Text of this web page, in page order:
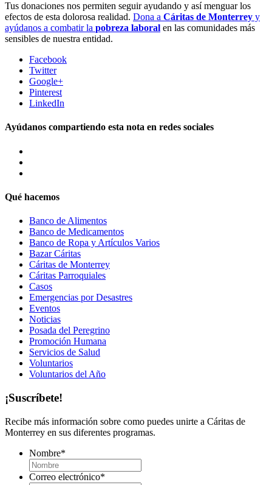
Tus donaciones nos permiten seguir ayudando y así menguar los
efectos de esta dolorosa realidad. Dona a Cáritas de Monterrey y
ayúdanos a combatir la pobreza laboral en las comunidades más
sensibles de nuestra entidad.
Facebook
Twitter
Google+
Pinterest
LinkedIn
Ayúdanos compartiendo esta nota en redes sociales
Qué hacemos
Banco de Alimentos
Banco de Medicamentos
Banco de Ropa y Artículos Varios
Bazar Cáritas
Cáritas de Monterrey
Cáritas Parroquiales
Casos
Emergencias por Desastres
Eventos
Noticias
Posada del Peregrino
Promoción Humana
Servicios de Salud
Voluntarios
Voluntarios del Año
¡Suscríbete!
Recibe más información sobre como puedes unirte a Cáritas de
Monterrey en sus diferentes programas.
Nombre*
Correo electrónico*